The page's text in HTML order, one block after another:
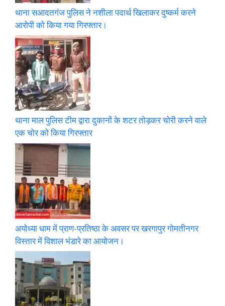
थाना सआदतगंज पुलिस ने नशीला पदार्थ खिलाकर दुष्कर्म करने
आरोपी को किया गया गिरफ्तार।
थाना माल पुलिस टीम द्वारा दुकानों के शटर तोड़कर चोरी करने वाले
एक चोर को किया गिरफ्तार
अयोध्या धाम में प्राण-प्रतिष्ठा के अवसर पर खरगापुर गोमतीनगर
विस्तार में विशाल भंडारे का आयोजन।